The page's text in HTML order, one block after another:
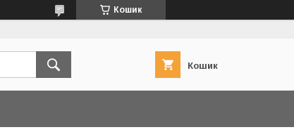
Кошик
Кошик